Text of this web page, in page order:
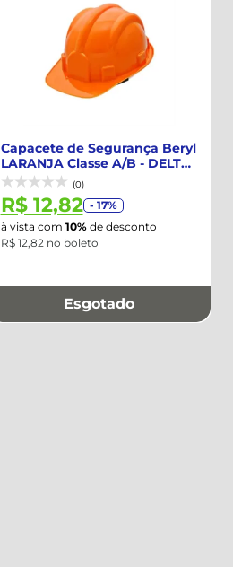
Capacete de Segurança Beryl
LARANJA Classe A/B - DELTA
PLUS-...
(0)
R$ 12,82 - 17%
à vista com 10%de desconto
R$ 12,82 no boleto
Esgotado